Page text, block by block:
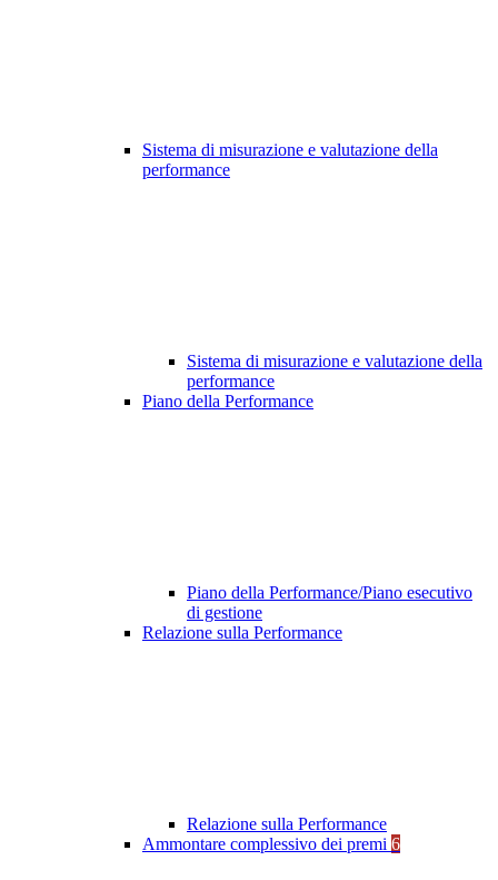
Sistema di misurazione e valutazione della
performance
Sistema di misurazione e valutazione della
performance
Piano della Performance
Piano della Performance/Piano esecutivo
di gestione
Relazione sulla Performance
Relazione sulla Performance
Ammontare complessivo dei premi 6